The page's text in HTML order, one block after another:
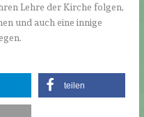
Lehre der Kirche folgen,
und auch eine innige
teilen